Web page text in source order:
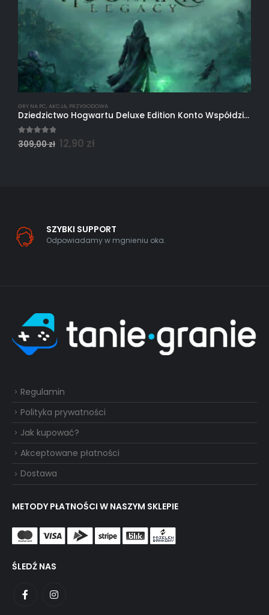
GRY NA PC, AKCJA, PRZYGODOWA
Dziedzictwo Hogwartu Deluxe Edition Konto Współdzielone Steam PC
4.75 out of 5
309,00zł 12,90 zł
SZYBKI SUPPORT
Odpowiadamy w mgnieniu oka.
Regulamin
Polityka prywatności
Jak kupować?
Akceptowane płatności
Dostawa
METODY PŁATNOŚCI W NASZYM SKLEPIE
ŚLEDŹ NAS